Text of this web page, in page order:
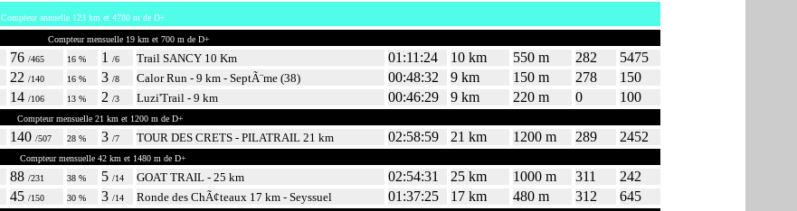
Compteur annuelle 123 km et 4780 m de D+
Compteur mensuelle 19 km et 700 m de D+
76 /465 16 % 1 /6 Trail SANCY 10 Km 01:11:24 10 km 550 m 282
5475
22 /140 16 % 3 /8 Calor Run - 9 km - SeptÃ¨me (38) 00:48:32 9 km 150 m 278
150
14 /106 13 % 2 /3 Luzi'Trail - 9 km 00:46:29 9 km 220 m 0 100
Compteur mensuelle 21 km et 1200 m de D+
140 /507 28 % 3 /7 TOUR DES CRETS - PILATRAIL 21 km 02:58:59 21 km 1200 m 289 2452
Compteur mensuelle 42 km et 1480 m de D+
88 /231 38 % 5 /14 GOAT TRAIL - 25 km 02:54:31 25 km 1000 m 311
242
45 /150 30 % 3 /14 Ronde des ChÃ¢teaux 17 km - Seyssuel 01:37:25 17 km 480 m 312 645